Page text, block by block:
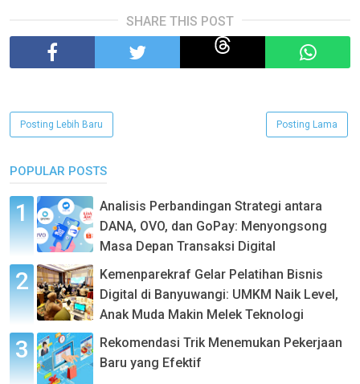
SHARE THIS POST
Posting Lebih Baru Posting Lama
POPULAR POSTS
Analisis Perbandingan Strategi antara
DANA, OVO, dan GoPay: Menyongsong
Masa Depan Transaksi Digital
Kemenparekraf Gelar Pelatihan Bisnis
Digital di Banyuwangi: UMKM Naik Level,
Anak Muda Makin Melek Teknologi
Rekomendasi Trik Menemukan Pekerjaan
Baru yang Efektif